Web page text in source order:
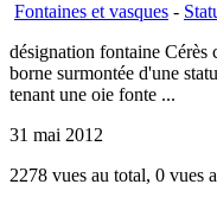
Fontaines et vasques -
désignation fontaine Cérès
borne surmontée d'une
tenant une oie fonte ...
31 mai 2012
2278 vues au total, 0 vues